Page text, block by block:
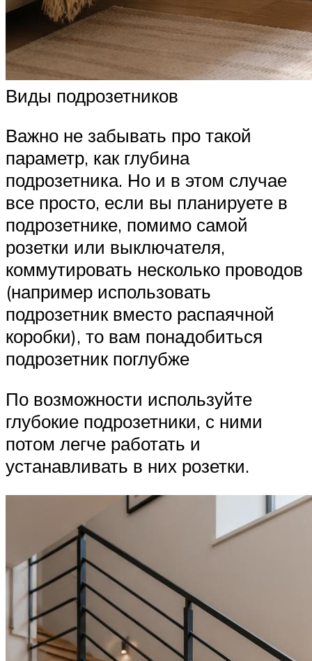
Виды подрозетников
Важно не забывать про такой
параметр, как глубина
подрозетника. Но и в этом случае
все просто, если вы планируете в
подрозетнике, помимо самой
розетки или выключателя,
коммутировать несколько проводов
(например использовать
подрозетник вместо распаячной
коробки), то вам понадобиться
подрозетник поглубже
По возможности используйте
глубокие подрозетники, с ними
потом легче работать и
устанавливать в них розетки.